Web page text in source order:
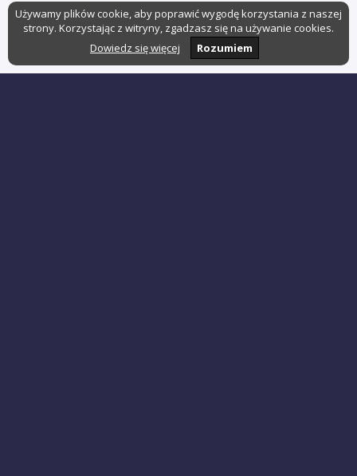
Używamy plików cookie, aby poprawić wygodę korzystania z naszej
strony. Korzystając z witryny, zgadzasz się na używanie cookies.
Dowiedz się więcej
Rozumiem